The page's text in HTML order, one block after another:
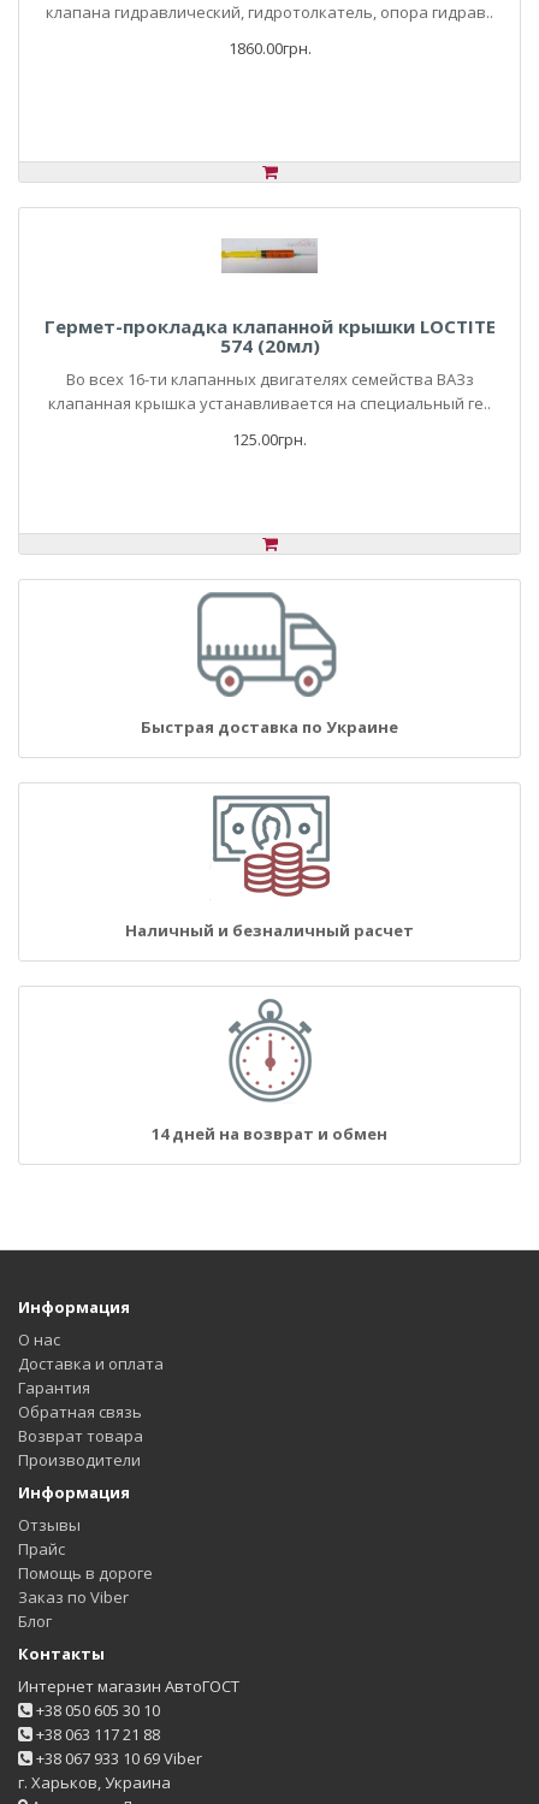
клапана гидравлический, гидротолкатель, опора гидрав..
1860.00грн.
Гермет-прокладка клапанной крышки LOCTITE
574 (20мл)
Во всех 16-ти клапанных двигателях семейства ВАЗз
клапанная крышка устанавливается на специальный ге..
125.00грн.
Быстрая доставка по Украине
Наличный и безналичный расчет
14 дней на возврат и обмен
Информация
О нас
Доставка и оплата
Гарантия
Обратная связь
Возврат товара
Производители
Информация
Отзывы
Прайс
Помощь в дороге
Заказ по Viber
Блог
Контакты
Интернет магазин АвтоГОСТ
+38 050 605 30 10
+38 063 117 21 88
+38 067 933 10 69 Viber
г. Харьков, Украина